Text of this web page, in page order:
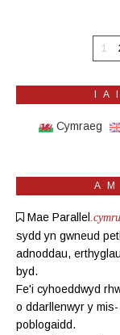
1
Cymraeg
Mae Parallel .cymru
sydd yn gwneud
adnoddau,
byd.
Fe'i cyhoeddwyd
o ddarllenwyr y
poblogaidd.